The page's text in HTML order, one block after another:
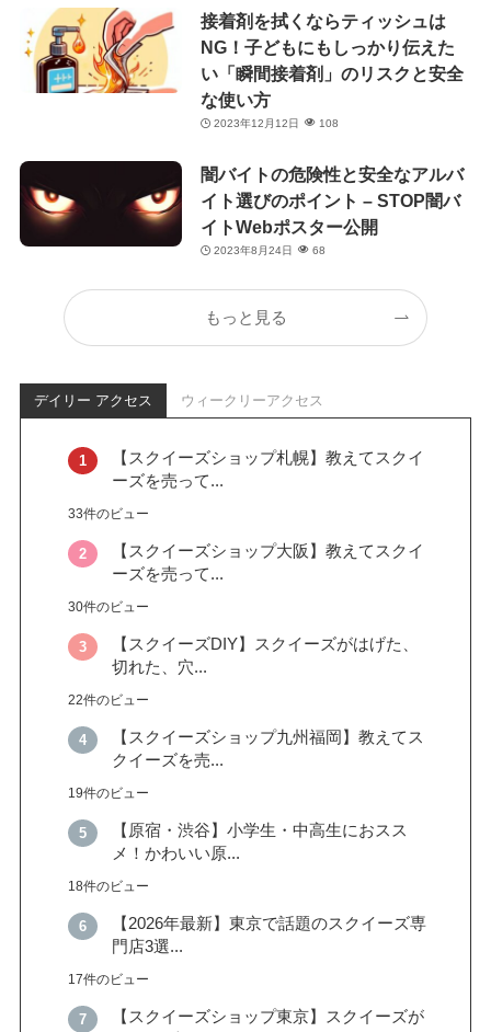
接着剤を拭くならティッシュは
NG！子どもにもしっかり伝えた
い「瞬間接着剤」のリスクと安全
な使い方
2023年12月12日 108
闇バイトの危険性と安全なアルバ
イト選びのポイント – STOP闇バ
イトWebポスター公開
2023年8月24日 68
もっと見る
デイリー アクセス ウィークリーアクセス
【スクイーズショップ札幌】教えてスクイ
ーズを売って...
33件のビュー
【スクイーズショップ大阪】教えてスクイ
ーズを売って...
30件のビュー
【スクイーズDIY】スクイーズがはげた、
切れた、穴...
22件のビュー
【スクイーズショップ九州福岡】教えてス
クイーズを売...
19件のビュー
【原宿・渋谷】小学生・中高生におスス
メ！かわいい原...
18件のビュー
【2026年最新】東京で話題のスクイーズ専
門店3選...
17件のビュー
【スクイーズショップ東京】スクイーズが